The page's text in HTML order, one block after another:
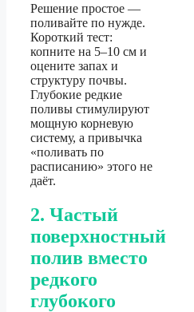
Решение простое —
поливайте по нужде.
Короткий тест:
копните на 5–10 см и
оцените запах и
структуру почвы.
Глубокие редкие
поливы стимулируют
мощную корневую
систему, а привычка
«поливать по
расписанию» этого не
даёт.
2. Частый
поверхностный
полив вместо
редкого
глубокого